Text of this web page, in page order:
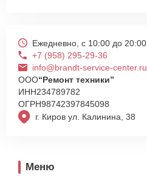
г. Киров ул. Калинина, 38
Ежедневно, с 10:00 до 20:00
+7 (958) 295-29-36
info@brandt-service-center.ru
ООО“Ремонт техники”
ИНН234789782
ОГРН98742397845098
Меню